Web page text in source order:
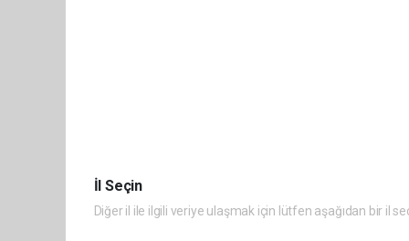
İl Seçin
Diğer il ile ilgili veriye ulaşmak için lütfen aşağıdan bir il